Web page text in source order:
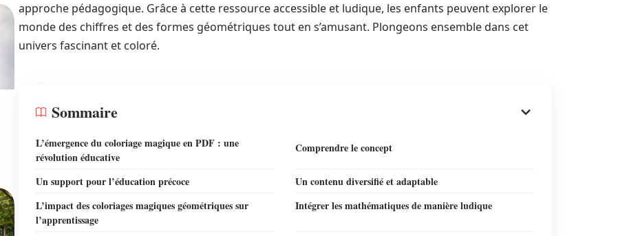
approche pédagogique. Grâce à cette ressource accessible et ludique, les enfants peuvent explorer le
monde des chiffres et des formes géométriques tout en s’amusant. Plongeons ensemble dans cet
univers fascinant et coloré.
Sommaire
L’émergence du coloriage magique en PDF : une
révolution éducative
Comprendre le concept
Un support pour l’éducation précoce
Un contenu diversifié et adaptable
L’impact des coloriages magiques géométriques sur
l’apprentissage
Intégrer les mathématiques de manière ludique